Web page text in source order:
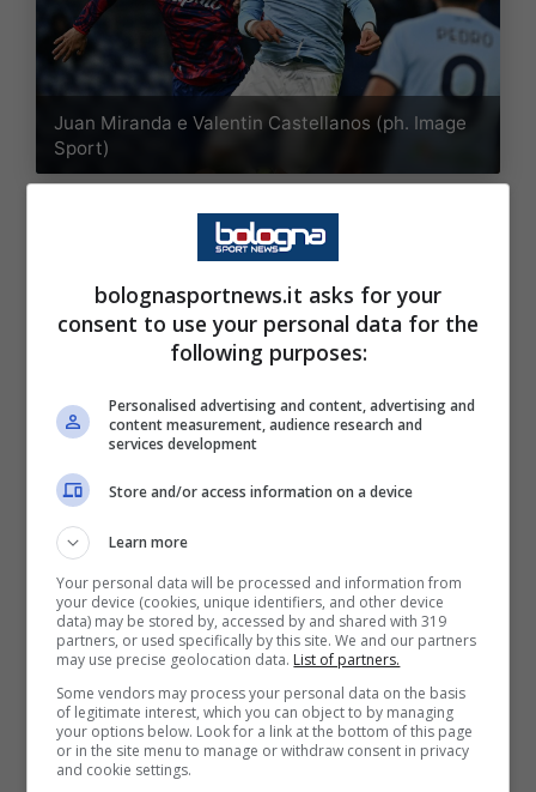
Juan Miranda e Valentin Castellanos (ph. Image
Sport)
Sul momento della Lazio
Ha giocatori forti, Baroni ha
esprimere bene e ora c’è
entusiasmo e fiducia.
Quando arrivi qui
all’Olimpico è difficile
perché i giocatori di livello
hanno la personalità di
guidare la squadra. Era già
tosta in parità numerica
figuriamoci con uno in
bolognasportnews.it asks for your
consent to use your personal data for the
following purposes:
Personalised advertising and content, advertising and
content measurement, audience research and
services development
Store and/or access information on a device
Learn more
Your personal data will be processed and information from
your device (cookies, unique identifiers, and other device
data) may be stored by, accessed by and shared with 319
partners, or used specifically by this site. We and our partners
may use precise geolocation data. List of partners.
Some vendors may process your personal data on the basis
of legitimate interest, which you can object to by managing
your options below. Look for a link at the bottom of this page
or in the site menu to manage or withdraw consent in privacy
and cookie settings.